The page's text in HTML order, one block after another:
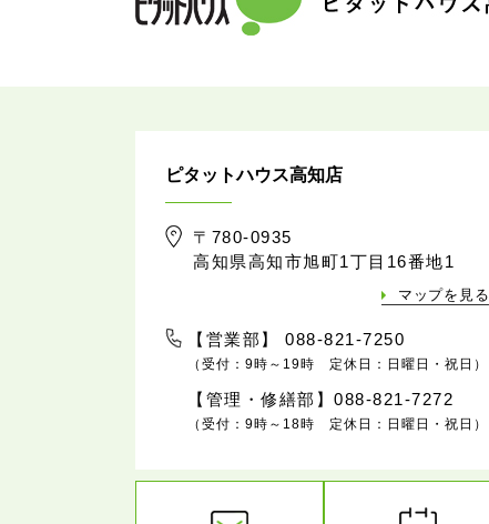
ピタットハウス高知店
〒780-0935
高知県高知市旭町1丁目16番地1
マップを見る
【営業部】 088-821-7250
（受付：9時～19時 定休日：日曜日・祝日）
【管理・修繕部】088-821-7272
（受付：9時～18時 定休日：日曜日・祝日）